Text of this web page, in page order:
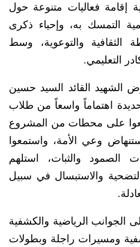
إقامة فعاليات متنوعة حول
التمسك به، وإحياء ذكرى
الثقافية والتوعوية، وسط
التعليمي.
الشهيد القائد السيد حسين
اهتماماً واسعاً من طلاب
على محطات من المشروع
وعي الأمة، واستمعوا
الصمود والثبات، استلهم
والاستبسال في سبيل
الجوانب الرياضية والكشفية
ومسيرات راجلة وبطولات